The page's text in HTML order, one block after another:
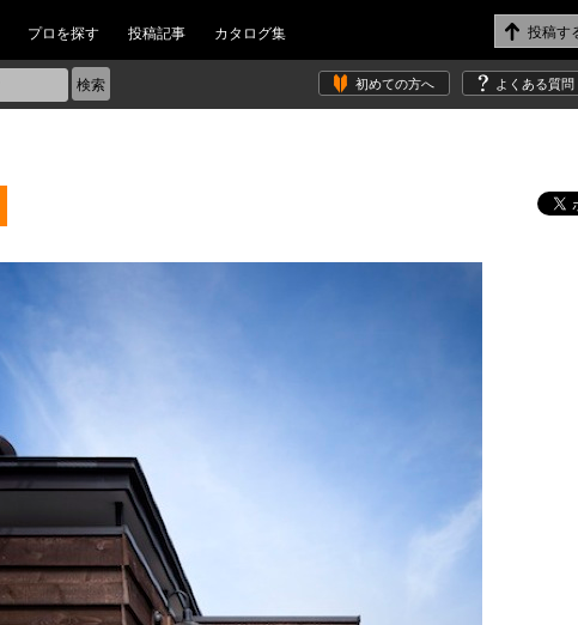
プロを探す 投稿記事 カタログ集
初めての方へ よくある質問